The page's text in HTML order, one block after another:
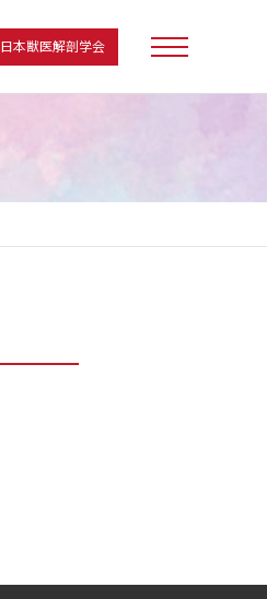
日本獣医解剖学会